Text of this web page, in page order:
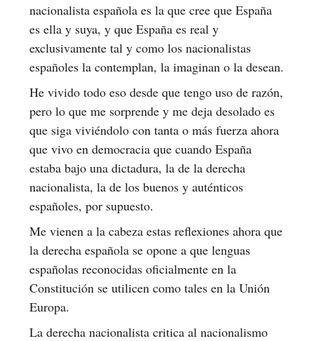
nacionalista española es la que cree que España
es ella y suya, y que España es real y
exclusivamente tal y como los nacionalistas
españoles la contemplan, la imaginan o la desean.
He vivido todo eso desde que tengo uso de razón,
pero lo que me sorprende y me deja desolado es
que siga viviéndolo con tanta o más fuerza ahora
que vivo en democracia que cuando España
estaba bajo una dictadura, la de la derecha
nacionalista, la de los buenos y auténticos
españoles, por supuesto.
Me vienen a la cabeza estas reflexiones ahora que
la derecha española se opone a que lenguas
españolas reconocidas oficialmente en la
Constitución se utilicen como tales en la Unión
Europa.
La derecha nacionalista critica al nacionalismo